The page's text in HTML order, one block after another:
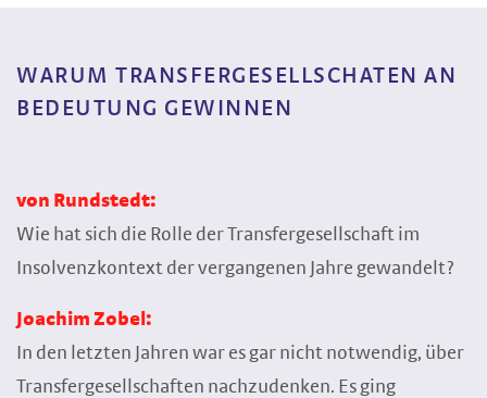
WARUM TRANSFERGESELLSCHATEN AN
BEDEUTUNG GEWINNEN
von Rundstedt:
Wie hat sich die Rolle der Transfergesellschaft im
Insolvenzkontext der vergangenen Jahre gewandelt?
Joachim Zobel:
In den letzten Jahren war es gar nicht notwendig, über
Transfergesellschaften nachzudenken. Es ging